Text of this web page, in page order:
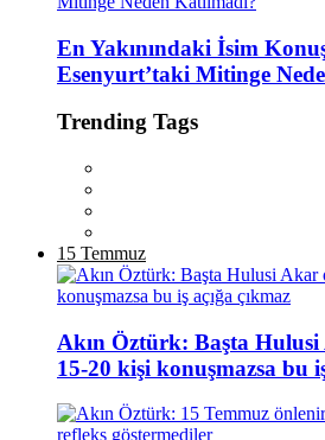
En Yakınındaki İsim
Esenyurt’taki Mitinge
Trending Tags
15 Temmuz
Akın Öztürk: Başta
15-20 kişi konuşmazsa bu